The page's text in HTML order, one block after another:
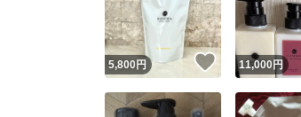
5,800円 いいね！
11,000円